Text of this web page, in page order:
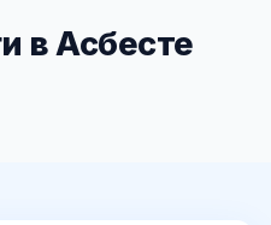
в Асбесте